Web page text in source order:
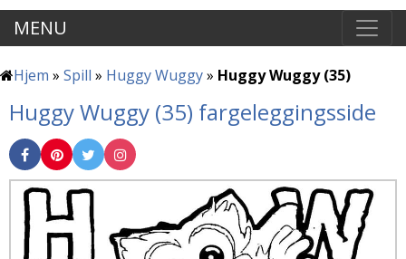
MENU
Hjem » Spill » Huggy Wuggy» Huggy Wuggy (35)
Huggy Wuggy (35) fargeleggingsside